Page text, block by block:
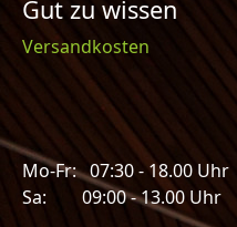
Gut zu wissen
Versandkosten
Mo-Fr: 07:30 - 18.00 Uhr
Sa: 09:00 - 13.00 Uhr